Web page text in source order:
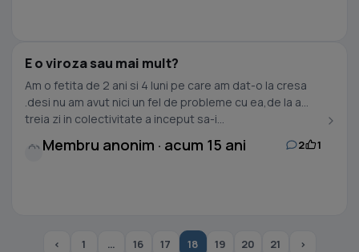
E o viroza sau mai mult?
Am o fetita de 2 ani si 4 luni pe care am dat-o la cresa
.desi nu am avut nici un fel de probleme cu ea,de la a
treia zi in colectivitate a inceput sa-i...
Membru anonim · acum 15 ani 2 1
‹ 1 … 16 17 18 19 20 21 ›